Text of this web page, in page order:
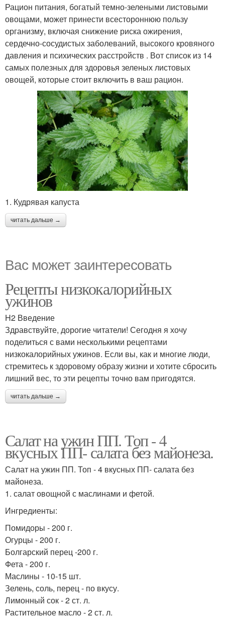
Рацион питания, богатый темно-зелеными листовыми
овощами, может принести всестороннюю пользу
организму, включая снижение риска ожирения,
сердечно-сосудистых заболеваний, высокого кровяного
давления и психических расстройств . Вот список из 14
самых полезных для здоровья зеленых листовых
овощей, которые стоит включить в ваш рацион.
1. Кудрявая капуста
читать дальше →
Вас может заинтересовать
Рецепты низкокалорийных
ужинов
H2 Введение
Здравствуйте, дорогие читатели! Сегодня я хочу
поделиться с вами несколькими рецептами
низкокалорийных ужинов. Если вы, как и многие люди,
стремитесь к здоровому образу жизни и хотите сбросить
лишний вес, то эти рецепты точно вам пригодятся.
читать дальше →
Салат на ужин ПП. Топ - 4
вкусных ПП- салата без майонеза.
Салат на ужин ПП. Топ - 4 вкусных ПП- салата без
майонеза.
1. салат овощной с маслинами и фетой.
Ингредиенты:
Помидоры - 200 г.
Огурцы - 200 г.
Болгарский перец -200 г.
Фета - 200 г.
Маслины - 10-15 шт.
Зелень, соль, перец - по вкусу.
Лимонный сок - 2 ст. л.
Растительное масло - 2 ст. л.